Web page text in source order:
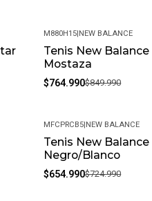
-10%
M880H15|NEW BALANCE
Tenis New
Mostaza
$764.990$849.990
-10%
MFCPRCB5|NEW BALANCE
Tenis New
Negro/Blanco
$654.990$724.990